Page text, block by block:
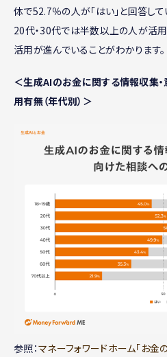
体で52.7％の人が「はい」と回答して
20代・30代では半数以上の人が活
活用が進んでいることがわかります。
＜生成AIのお金に関する情報収集
用有無（年代別）＞
参照：マネーフォワードホーム「お金